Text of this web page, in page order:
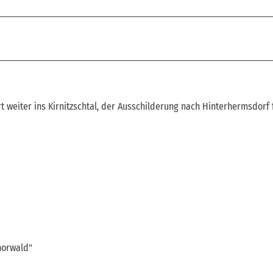
weiter ins Kirnitzschtal, der Ausschilderung nach Hinterhermsdorf